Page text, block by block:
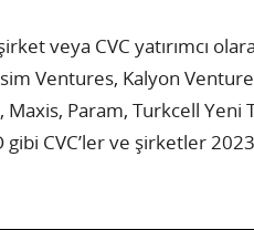
veya CVC yatırımcı
Ventures, Kalyon
Param, Turkcell Yeni
gibi CVC’ler ve şirketler